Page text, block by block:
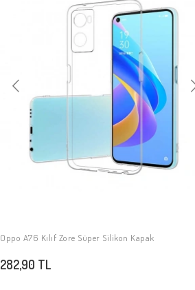
SEPETE EKLE
Oppo A76 Kılıf Zore Süper Silikon Kapak
282,90 TL